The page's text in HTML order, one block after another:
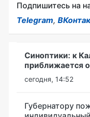
Подпишитесь на
Telegram,
Синоптики: к
приближается
сегодня, 14:52
Губернатору